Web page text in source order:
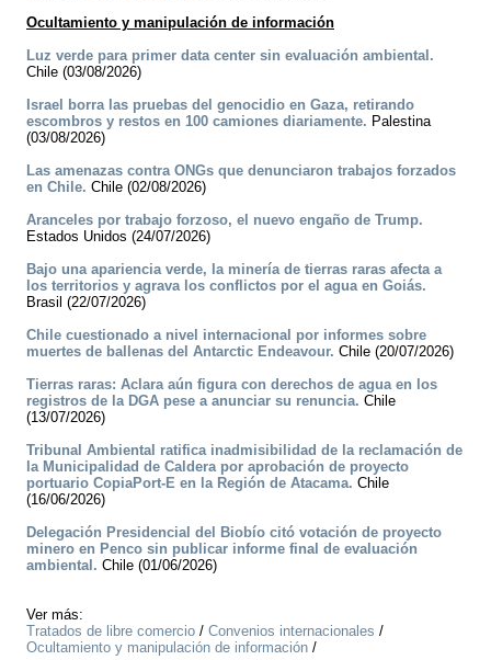
Ocultamiento y manipulación de información
Luz verde para primer data center sin evaluación ambiental.
Chile (03/08/2026)
Israel borra las pruebas del genocidio en Gaza, retirando
escombros y restos en 100 camiones diariamente. Palestina
(03/08/2026)
Las amenazas contra ONGs que denunciaron trabajos forzados
en Chile. Chile (02/08/2026)
Aranceles por trabajo forzoso, el nuevo engaño de Trump.
Estados Unidos (24/07/2026)
Bajo una apariencia verde, la minería de tierras raras afecta a
los territorios y agrava los conflictos por el agua en Goiás.
Brasil (22/07/2026)
Chile cuestionado a nivel internacional por informes sobre
muertes de ballenas del Antarctic Endeavour. Chile (20/07/2026)
Tierras raras: Aclara aún figura con derechos de agua en los
registros de la DGA pese a anunciar su renuncia. Chile
(13/07/2026)
Tribunal Ambiental ratifica inadmisibilidad de la reclamación de
la Municipalidad de Caldera por aprobación de proyecto
portuario CopiaPort-E en la Región de Atacama. Chile
(16/06/2026)
Delegación Presidencial del Biobío citó votación de proyecto
minero en Penco sin publicar informe final de evaluación
ambiental. Chile (01/06/2026)
Ver más:
Tratados de libre comercio / Convenios internacionales /
Ocultamiento y manipulación de información /